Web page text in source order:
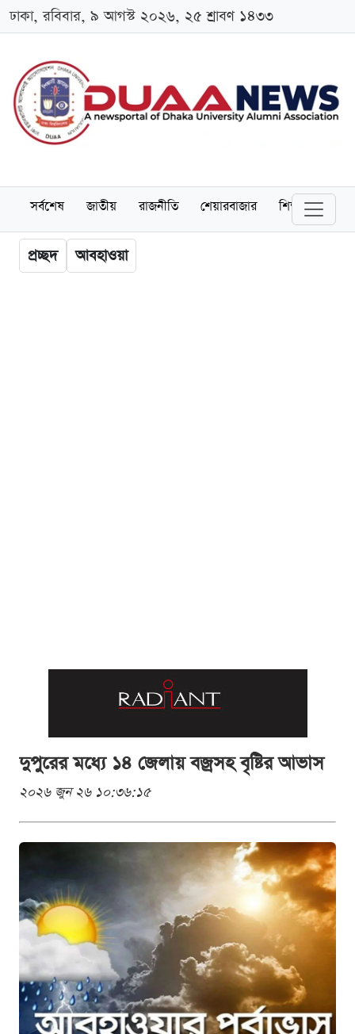
ঢাকা, রবিবার, ৯ আগস্ট ২০২৬, ২৫ শ্রাবণ ১৪৩৩
সর্বশেষ জাতীয় রাজনীতি শেয়ারবাজার শিক্ষা
প্রচ্ছদ আবহাওয়া
দুপুরের মধ্যে ১৪ জেলায় বজ্রসহ বৃষ্টির আভাস
২০২৬ জুন ২৬ ১০:৩৬:১৫